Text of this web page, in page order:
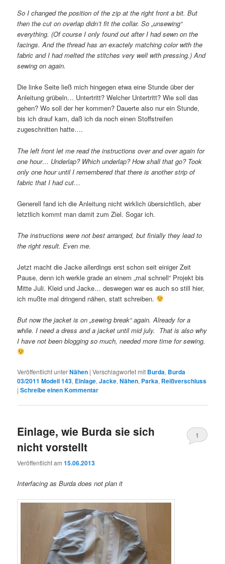
So I changed the position of the zip at the right front a bit. But
then the cut on overlap didn’t fit the collar. So „unsewing“
everything. (Of course I only found out after I had sewn on the
facings. And the thread has an exactely matching color with the
fabric and I had melted the stitches very well with pressing.) And
sewing on again.
Die linke Seite ließ mich hingegen etwa eine Stunde über der
Anleitung grübeln… Untertritt? Welcher Untertritt? Wie soll das
gehen? Wo soll der her kommen? Dauerte also nur ein Stunde,
bis ich drauf kam, daß ich da noch einen Stoffstreifen
zugeschnitten hatte….
The left front let me read the instructions over and over again for
one hour… Underlap? Which underlap? How shall that go? Took
only one hour until I remembered that there is another strip of
fabric that I had cut…
Generell fand ich die Anleitung nicht wirklich übersichtlich, aber
letztlich kommt man damit zum Ziel. Sogar ich.
The instructions were not best arranged, but finially they lead to
the right result. Even me.
Jetzt macht die Jacke allerdings erst schon seit einiger Zeit
Pause, denn ich werkle grade an einem „mal schnell“ Projekt bis
Mitte Juli. Kleid und Jacke… deswegen war es auch so still hier,
ich mußte mal dringend nähen, statt schreiben.
But now the jacket is on „sewing break“ again. Already for a
while. I need a dress and a jacket until mid july. That is also why
I have not been blogging so much, needed more time for sewing.
Veröffentlicht unterNähen |Verschlagwortet mit Burda, Burda
03/2011 Modell 143, Einlage,Jacke,Nähen, Parka, Reißverschluss
|Schreibe einen Kommentar
Einlage, wie Burda sie sich
nicht vorstellt
Veröffentlicht am15.06.2013
1
Interfacing as Burda does not plan it